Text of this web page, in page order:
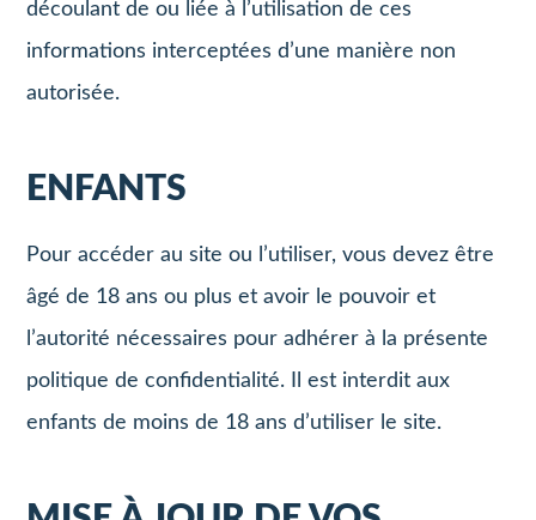
découlant de ou liée à l’utilisation de ces
informations interceptées d’une manière non
autorisée.
ENFANTS
Pour accéder au site ou l’utiliser, vous devez être
âgé de 18 ans ou plus et avoir le pouvoir et
l’autorité nécessaires pour adhérer à la présente
politique de confidentialité. Il est interdit aux
enfants de moins de 18 ans d’utiliser le site.